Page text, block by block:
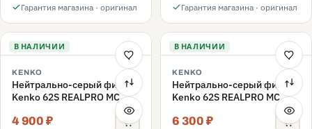
Гарантия магазина · оригинал Гарантия магазина · оригинал
В НАЛИЧИИ
KENKO
Нейтрально-серый фильтр
Kenko 62S REALPRO MC
4 900 ₽
В НАЛИЧИИ
KENKO
Нейтрально-серый фильтр
Kenko 62S REALPRO MC
6 300 ₽